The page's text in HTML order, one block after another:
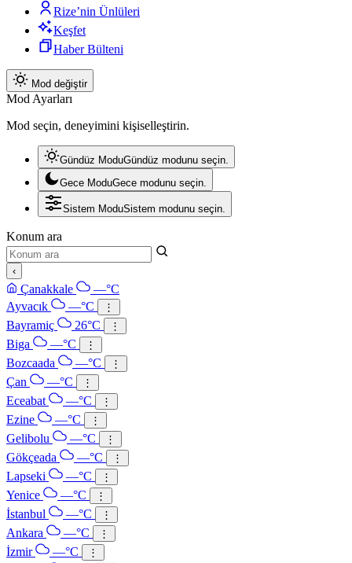
Rize’nin Ünlüleri
Keşfet
Haber Bülteni
Mod değiştir
Mod Ayarları
Mod seçin, deneyimini kişiselleştirin.
Gündüz ModuGündüz modunu seçin.
Gece ModuGece modunu seçin.
Sistem ModuSistem modunu seçin.
Konum ara
‹
Çanakkale
—°C
Ayvacık
—°C ⋮
Bayramiç 26°C ⋮
Biga —°C ⋮
Bozcaada —°C ⋮
Çan —°C ⋮
Eceabat —°C ⋮
Ezine —°C ⋮
Gelibolu —°C ⋮
Gökçeada —°C ⋮
Lapseki —°C ⋮
Yenice —°C ⋮
İstanbul —°C ⋮
Ankara —°C ⋮
İzmir —°C ⋮